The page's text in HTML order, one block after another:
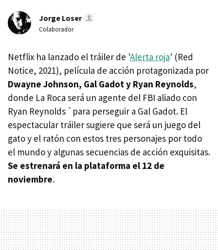
Jorge Loser
Colaborador
Netflix ha lanzado el tráiler de 'Alerta roja' (Red
Notice, 2021), película de acción protagonizada por
Dwayne Johnson, Gal Gadot y Ryan Reynolds,
donde La Roca será un agente del FBI aliado con
Ryan Reynolds `para perseguir a Gal Gadot. El
espectacular tráiler sugiere que será un juego del
gato y el ratón con estos tres personajes por todo
el mundo y algunas secuencias de acción exquisitas.
Se estrenará en la plataforma el 12 de
noviembre.